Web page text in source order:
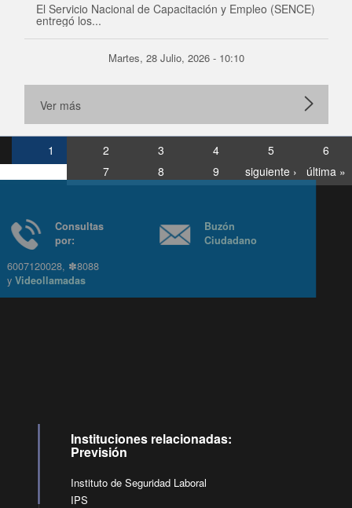
El Servicio Nacional de Capacitación y Empleo (SENCE)
entregó los...
Martes, 28 Julio, 2026 - 10:10
Ver más
1 2 3 4 5
6
7
8 9 siguiente › última »
Consultas
6007120028, ✽8088
yVideollamadas
Ciudadano
Instituciones relacionadas:
Previsión
Instituto de Seguridad Laboral
IPS